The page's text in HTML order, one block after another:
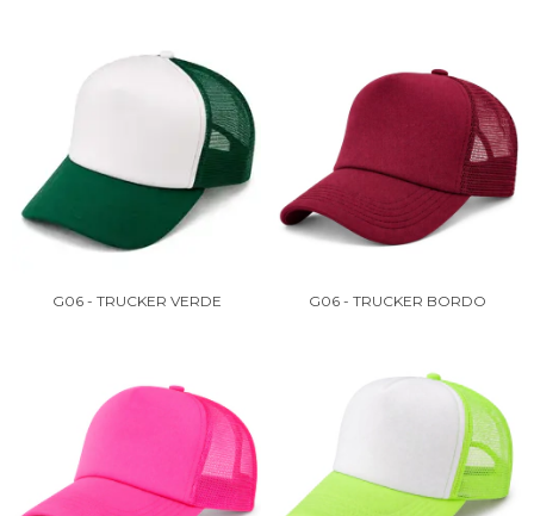
G06 - TRUCKER VERDE G06 - TRUCKER BORDO